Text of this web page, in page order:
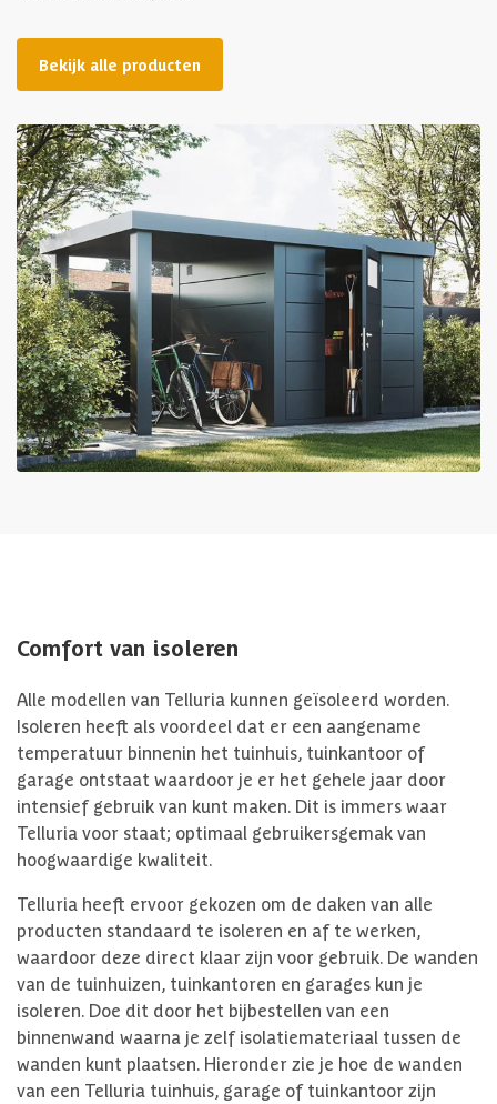
Bekijk alle producten
Comfort van isoleren
Alle modellen van Telluria kunnen geïsoleerd worden.
Isoleren heeft als voordeel dat er een aangename
temperatuur binnenin het tuinhuis, tuinkantoor of
garage ontstaat waardoor je er het gehele jaar door
intensief gebruik van kunt maken. Dit is immers waar
Telluria voor staat; optimaal gebruikersgemak van
hoogwaardige kwaliteit.
Telluria heeft ervoor gekozen om de daken van alle
producten standaard te isoleren en af te werken,
waardoor deze direct klaar zijn voor gebruik. De wanden
van de tuinhuizen, tuinkantoren en garages kun je
isoleren. Doe dit door het bijbestellen van een
binnenwand waarna je zelf isolatiemateriaal tussen de
wanden kunt plaatsen. Hieronder zie je hoe de wanden
van een Telluria tuinhuis, garage of tuinkantoor zijn